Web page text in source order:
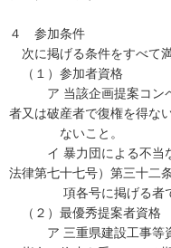
４ 参加条件
次に掲げる条件をすべて
（１）参加者資格
ア 当該企画提案コンペ
者又は破産者で復権を得な
ないこと。
イ 暴力団による不当な
法律第七十七号）第三十二
項各号に掲げる者で
（２）最優秀提案者資格
ア 三重県建設工事等資